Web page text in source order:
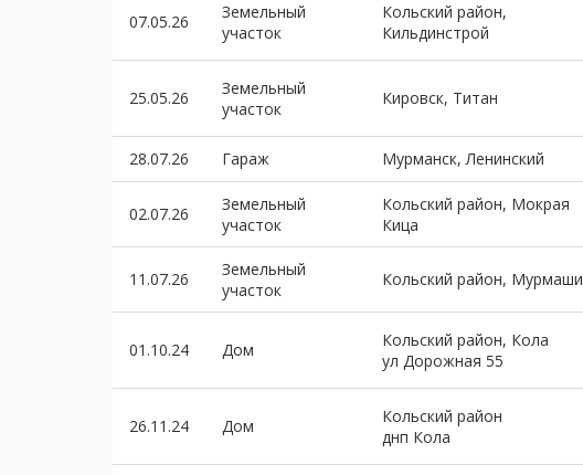
07.05.26
Земельный
участок
Кольский район,
Кильдинстрой
25.05.26
Земельный
участок
Кировск, Титан
28.07.26 Гараж Мурманск, Ленинский
02.07.26
Земельный
участок
Кольский район, Мокрая
Кица
11.07.26
Земельный
участок
Кольский район, Мурмаши
01.10.24 Дом
Кольский район, Кола
ул Дорожная 55
26.11.24 Дом
Кольский район
днп Кола